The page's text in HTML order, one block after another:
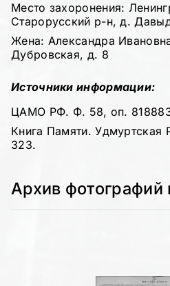
Место захоронения:
Старорусский р-н, д.
Жена: Александра
Дубровская, д. 8
Источники информации:
ЦАМО РФ. Ф. 58, оп.
Книга Памяти. Удмуртская
323.
Архив фотографий